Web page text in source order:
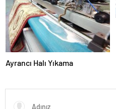
Ayrancı Halı Yıkama